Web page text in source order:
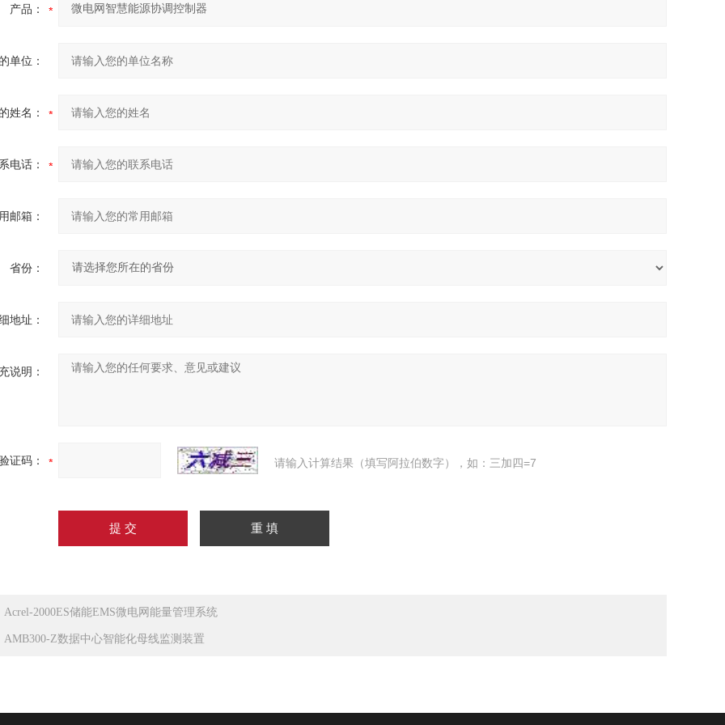
产品：
单位：
姓名：
电话：
邮箱：
省份：
地址：
说明：
证码： 请输入计算结果（填写阿拉伯数字），如：三加四=7
Acrel-2000ES储能EMS微电网能量管理系统
AMB300-Z数据中心智能化母线监测装置